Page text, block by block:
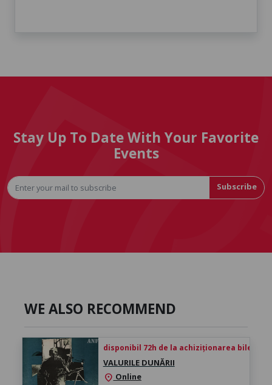
Stay Up To Date With Your Favorite
Events
Subscribe
WE ALSO RECOMMEND
disponibil 72h de la achiziționarea biletului
VALURILE DUNĂRII
location_on Online